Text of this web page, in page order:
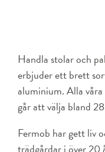
Handla stolar och
erbjuder ett brett
aluminium. Alla
går att välja bland
Fermob har gett liv
trädgårdar i över 20